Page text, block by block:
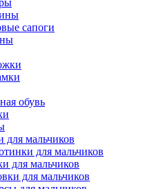
сапоги
обувь
для мальчиков
для мальчиков
для мальчиков
для мальчиков